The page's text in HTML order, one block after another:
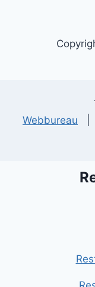
Webbureau |